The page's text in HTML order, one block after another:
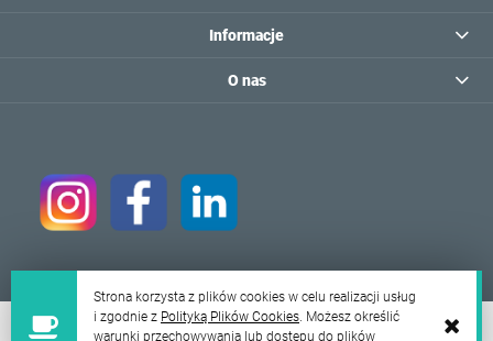
Strona korzysta z plików cookies w celu realizacji usług
i zgodnie z Polityką Plików Cookies. Możesz określić
warunki przechowywania lub dostępu do plików
Informacje
O nas